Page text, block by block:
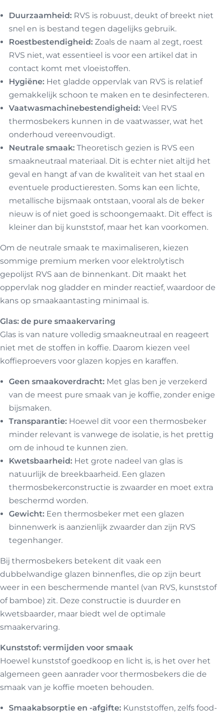
Duurzaamheid: RVS is robuust, deukt of breekt niet
snel en is bestand tegen dagelijks gebruik.
Roestbestendigheid: Zoals de naam al zegt, roest
RVS niet, wat essentieel is voor een artikel dat in
contact komt met vloeistoffen.
Hygiëne: Het gladde oppervlak van RVS is relatief
gemakkelijk schoon te maken en te desinfecteren.
Vaatwasmachinebestendigheid: Veel RVS
thermosbekers kunnen in de vaatwasser, wat het
onderhoud vereenvoudigt.
Neutrale smaak: Theoretisch gezien is RVS een
smaakneutraal materiaal. Dit is echter niet altijd het
geval en hangt af van de kwaliteit van het staal en
eventuele productieresten. Soms kan een lichte,
metallische bijsmaak ontstaan, vooral als de beker
nieuw is of niet goed is schoongemaakt. Dit effect is
kleiner dan bij kunststof, maar het kan voorkomen.
Om de neutrale smaak te maximaliseren, kiezen
sommige premium merken voor elektrolytisch
gepolijst RVS aan de binnenkant. Dit maakt het
oppervlak nog gladder en minder reactief, waardoor de
kans op smaakaantasting minimaal is.
Glas: de pure smaakervaring
Glas is van nature volledig smaakneutraal en reageert
niet met de stoffen in koffie. Daarom kiezen veel
koffieproevers voor glazen kopjes en karaffen.
Geen smaakoverdracht: Met glas ben je verzekerd
van de meest pure smaak van je koffie, zonder enige
bijsmaken.
Transparantie: Hoewel dit voor een thermosbeker
minder relevant is vanwege de isolatie, is het prettig
om de inhoud te kunnen zien.
Kwetsbaarheid: Het grote nadeel van glas is
natuurlijk de breekbaarheid. Een glazen
thermosbekerconstructie is zwaarder en moet extra
beschermd worden.
Gewicht: Een thermosbeker met een glazen
binnenwerk is aanzienlijk zwaarder dan zijn RVS
tegenhanger.
Bij thermosbekers betekent dit vaak een
dubbelwandige glazen binnenfles, die op zijn beurt
weer in een beschermende mantel (van RVS, kunststof
of bamboe) zit. Deze constructie is duurder en
kwetsbaarder, maar biedt wel de optimale
smaakervaring.
Kunststof: vermijden voor smaak
Hoewel kunststof goedkoop en licht is, is het over het
algemeen geen aanrader voor thermosbekers die de
smaak van je koffie moeten behouden.
Smaakabsorptie en -afgifte: Kunststoffen, zelfs food-